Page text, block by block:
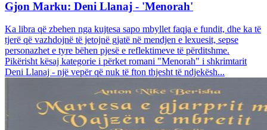
Gjon Marku: Deni Llanaj - 'Menorah'
Ka libra që zbehen nga kujtesa sapo mbyllet faqja e fundit, dhe ka të
tjerë që vazhdojnë të jetojnë gjatë në mendjen e lexuesit, sepse
personazhet e tyre bëhen pjesë e reflektimeve të përditshme.
Pikërisht kësaj kategorie i përket romani "Menorah" i shkrimtarit
Deni Llanaj - një vepër që nuk të fton thjesht të ndjekësh...